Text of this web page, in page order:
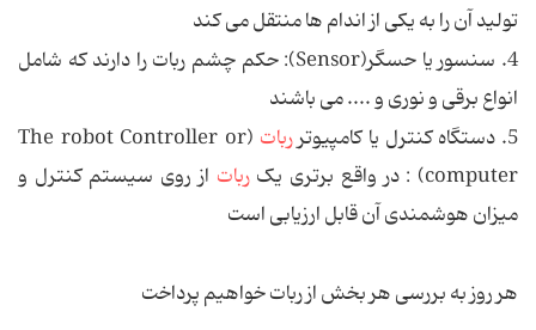
تولید آن را به یکی از اندام ها منتقل می کند
4. سنسور یا حسگر(Sensor): حکم چشم ربات را دارند که شامل
انواع برقی و نوری و .... می باشند
5. دستگاه کنترل یا کامپیوتر
ربات (The robot Controller or
computer) : در واقع برتری یک
ربات از روی سیستم کنترل و
میزان هوشمندی آن قابل ارزیابی است
هر روز به بررسی هر بخش از ربات خواهیم پرداخت